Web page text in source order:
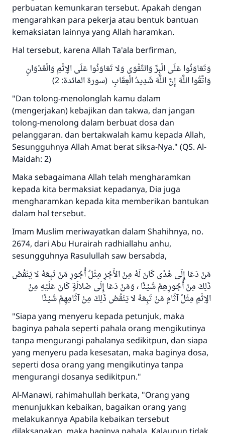
perbuatan kemunkaran tersebut. Apakah dengan
mengarahkan para pekerja atau bentuk bantuan
kemaksiatan lainnya yang Allah haramkan.
Hal tersebut, karena Allah Ta'ala berfirman,
وَتَعَاوَنُوا عَلَى الْبِرِّ وَالتَّقْوَى وَلا تَعَاوَنُوا عَلَى الإِثْمِ وَالْعُدْوَانِ
وَاتَّقُوا اللَّهَ إِنَّ اللَّهَ شَدِيدُ الْعِقَابِ (سورة المائدة: 2)
"Dan tolong-menolonglah kamu dalam
(mengerjakan) kebajikan dan takwa, dan jangan
tolong-menolong dalam berbuat dosa dan
pelanggaran. dan bertakwalah kamu kepada Allah,
Sesungguhnya Allah Amat berat siksa-Nya." (QS. Al-
Maidah: 2)
Maka sebagaimana Allah telah mengharamkan
kepada kita bermaksiat kepadanya, Dia juga
mengharamkan kepada kita memberikan bantukan
dalam hal tersebut.
Imam Muslim meriwayatkan dalam Shahihnya, no.
2674, dari Abu Hurairah radhiallahu anhu,
sesungguhnya Rasulullah saw bersabda,
مَنْ دَعَا إِلَى هُدًى كَانَ لَهُ مِنْ الأَجْرِ مِثْلُ أُجُورِ مَنْ تَبِعَهُ لا يَنْقُصُ
ذَلِكَ مِنْ أُجُورِهِمْ شَيْئًا ، وَمَنْ دَعَا إِلَى ضَلالَةٍ كَانَ عَلَيْهِ مِنْ
الإِثْمِ مِثْلُ آثَامِ مَنْ تَبِعَهُ لا يَنْقُصُ ذَلِكَ مِنْ آثَامِهِمْ شَيْئًا
"Siapa yang menyeru kepada petunjuk, maka
baginya pahala seperti pahala orang mengikutinya
tanpa mengurangi pahalanya sedikitpun, dan siapa
yang menyeru pada kesesatan, maka baginya dosa,
seperti dosa orang yang mengikutinya tanpa
mengurangi dosanya sedikitpun."
Al-Manawi, rahimahullah berkata, "Orang yang
menunjukkan kebaikan, bagaikan orang yang
melakukannya Apabila kebaikan tersebut